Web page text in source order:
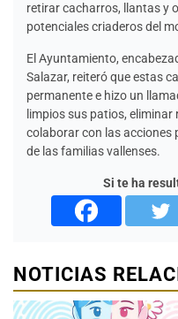
retirar cacharros, llantas y
potenciales criaderos del
El Ayuntamiento,
Salazar, reiteró que estas
permanente e hizo un
limpios sus patios,
colaborar con las acciones
de las familias vallenses.
Si te ha
NOTICIAS